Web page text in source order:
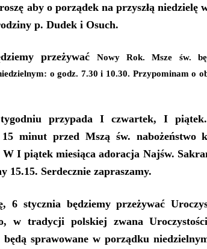
roszę aby o porządek na przyszłą niedzielę
p.Dudek i Osuch.
przeżywać
Nowy Rok. Msze św.
o godz. 7.30 i 10.30. Przypominam o
przypada I czwartek, I piątek
15 minut przed Mszą św. nabożeństwo
W I piątek miesiąca adoracja Najśw.
15.15. Serdecznie zapraszamy.
, 6 stycznia będziemy przeżywać
w tradycji polskiej zwana
będą sprawowane w porządku